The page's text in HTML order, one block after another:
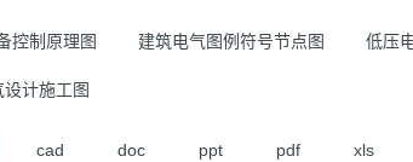
控制原理图 建筑电气图例符号节点图 低压
计施工图
cad doc ppt pdf xls